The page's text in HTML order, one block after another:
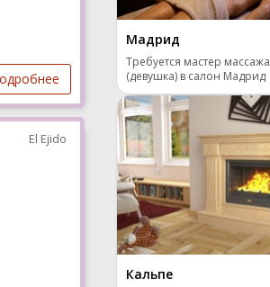
El Ejido
Мадрид
Требуется мастер массажа
(девушка) в салон Мадрид
Кальпе